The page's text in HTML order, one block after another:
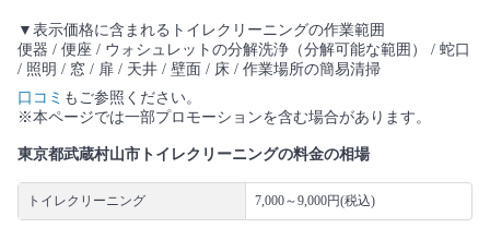
▼表示価格に含まれるトイレクリーニングの作業範囲
便器 / 便座 / ウォシュレットの分解洗浄（分解可能な範囲） / 蛇口
/ 照明 / 窓 / 扉 / 天井 / 壁面 / 床 / 作業場所の簡易清掃
口コミ もご参照ください。
※本ページでは一部プロモーションを含む場合があります。
東京都武蔵村山市トイレクリーニングの料金の相場
トイレクリーニング 7,000～9,000円(税込)